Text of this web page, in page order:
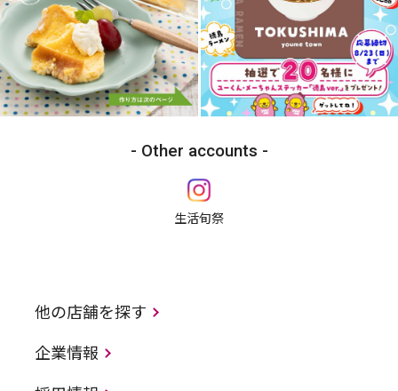
Other accounts
生活旬祭
他の店舗を探す
企業情報